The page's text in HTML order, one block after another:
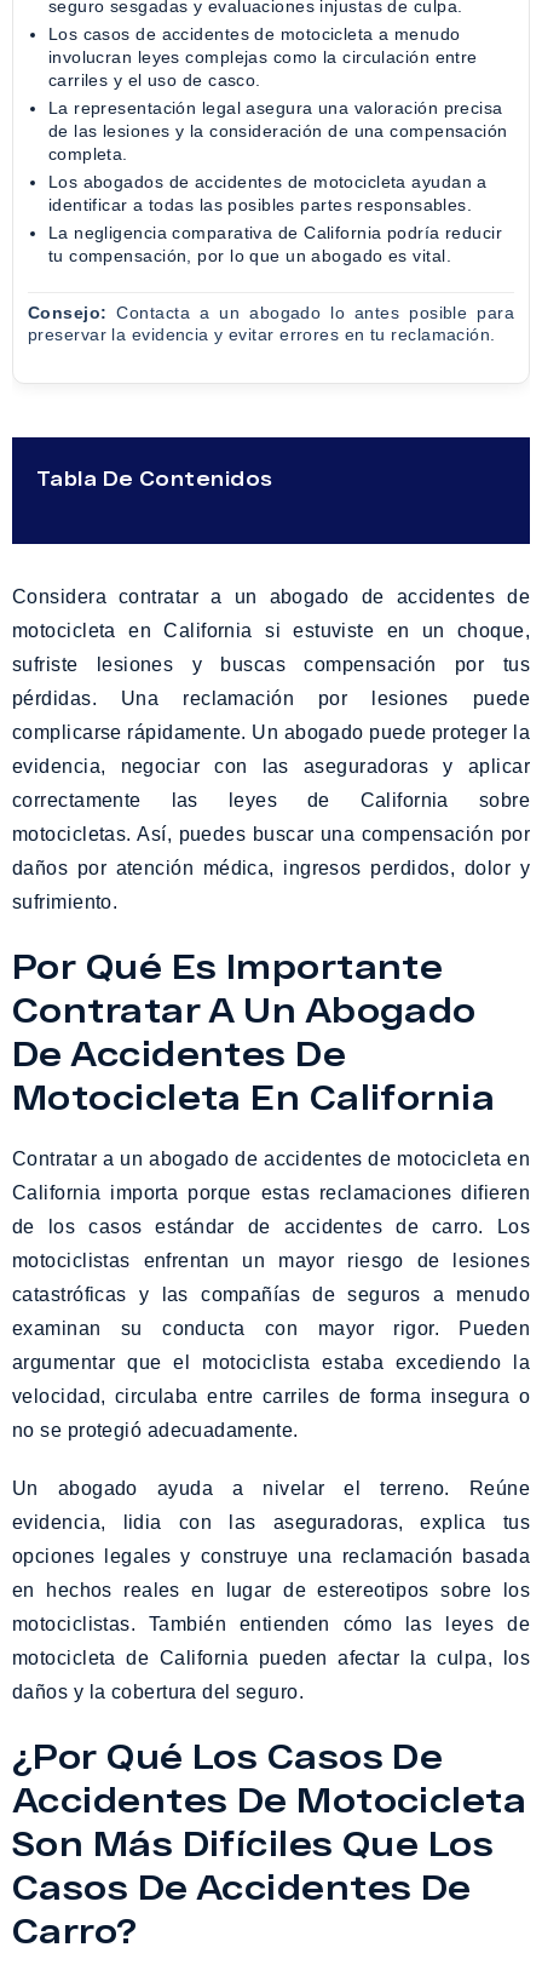
seguro sesgadas y evaluaciones injustas de culpa.
Los casos de accidentes de motocicleta a menudo
involucran leyes complejas como la circulación entre
carriles y el uso de casco.
La representación legal asegura una valoración precisa
de las lesiones y la consideración de una compensación
completa.
Los abogados de accidentes de motocicleta ayudan a
identificar a todas las posibles partes responsables.
La negligencia comparativa de California podría reducir
tu compensación, por lo que un abogado es vital.
Consejo: Contacta a un abogado lo antes posible para
preservar la evidencia y evitar errores en tu reclamación.
Tabla De Contenidos
Considera contratar a un abogado de accidentes de
motocicleta en California si estuviste en un choque,
sufriste lesiones y buscas compensación por tus
pérdidas. Una reclamación por lesiones puede
complicarse rápidamente. Un abogado puede proteger la
evidencia, negociar con las aseguradoras y aplicar
correctamente las leyes de California sobre
motocicletas. Así, puedes buscar una compensación por
daños por atención médica, ingresos perdidos, dolor y
sufrimiento.
Por Qué Es Importante
Contratar A Un Abogado
De Accidentes De
Motocicleta En California
Contratar a un abogado de accidentes de motocicleta en
California importa porque estas reclamaciones difieren
de los casos estándar de accidentes de carro. Los
motociclistas enfrentan un mayor riesgo de lesiones
catastróficas y las compañías de seguros a menudo
examinan su conducta con mayor rigor. Pueden
argumentar que el motociclista estaba excediendo la
velocidad, circulaba entre carriles de forma insegura o
no se protegió adecuadamente.
Un abogado ayuda a nivelar el terreno. Reúne
evidencia, lidia con las aseguradoras, explica tus
opciones legales y construye una reclamación basada
en hechos reales en lugar de estereotipos sobre los
motociclistas. También entienden cómo las leyes de
motocicleta de California pueden afectar la culpa, los
daños y la cobertura del seguro.
¿Por Qué Los Casos De
Accidentes De Motocicleta
Son Más Difíciles Que Los
Casos De Accidentes De
Carro?